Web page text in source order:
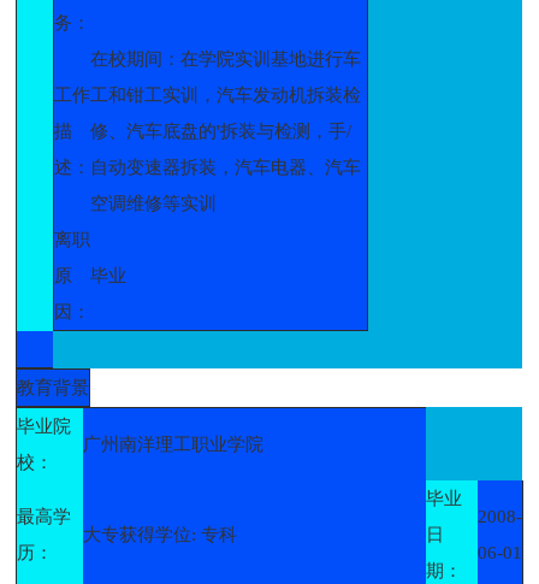
务：
工作
描
述：
在校期间：在学院实训基地进行车
工和钳工实训，汽车发动机拆装检
修、汽车底盘的'拆装与检测，手/
自动变速器拆装，汽车电器、汽车
空调维修等实训
离职
原
因：
毕业
教育背景
毕业院
校：
广州南洋理工职业学院
最高学
历：
大专获得学位: 专科
毕业
日
期：
2008-
06-01